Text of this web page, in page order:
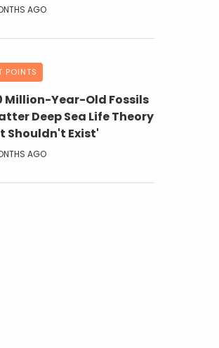
AGO
POINTS
Million-Year-Old Fossils
Deep Sea Life Theory
Shouldn't Exist'
AGO